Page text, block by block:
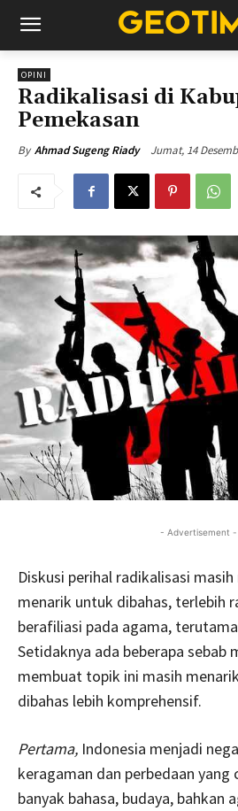
OPINI
Radikalisasi di
Pemekasan
By Ahmad Sugeng Riady Jumat, 14
- Advertisement -
Diskusi perihal radikalisasi
menarik untuk dibahas, terlebih
berafiliasi pada agama,
Setidaknya ada beberapa sebab
membuat topik ini masih
dibahas lebih komprehensif.
Pertama, Indonesia menjadi
keragaman dan perbedaan yang
banyak bahasa, budaya, bahkan